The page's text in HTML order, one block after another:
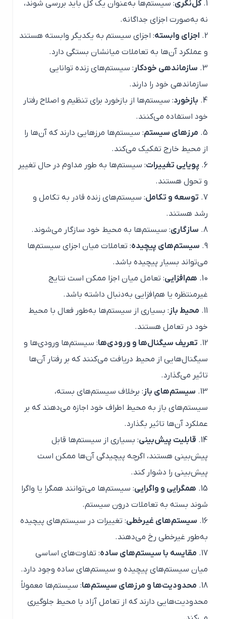
کل‌نگری: سیستم‌ها به‌عنوان یک کل باید بررسی شوند،
نه به‌صورت اجزای جداگانه.
اجزای وابسته: اجزای سیستم به یکدیگر وابسته هستند
و عملکرد آن‌ها به تعاملات میانشان بستگی دارد.
سازماندهی خودکار: سیستم‌های زنده توانایی
سازماندهی خود را دارند.
بازخورد: سیستم‌ها از بازخورد برای تنظیم و اصلاح رفتار
خود استفاده می‌کنند.
مرزهای سیستم: سیستم‌ها مرزهایی دارند که آن‌ها را
از محیط خارج تفکیک می‌کند.
پویایی تغییرات: سیستم‌ها به طور مداوم در حال تغییر
و تحول هستند.
توسعه و تکامل: سیستم‌های زنده قادر به تکامل و
رشد هستند.
سازگاری: سیستم‌ها به محیط خود سازگار می‌شوند.
سیستم‌های پیچیده: تعاملات میان اجزای سیستم‌ها
می‌تواند بسیار پیچیده باشد.
هم‌افزایی: تعامل میان اجزا ممکن است نتایج
غیرمنتظره یا هم‌افزایی به‌دنبال داشته باشد.
محیط باز: بسیاری از سیستم‌ها به‌طور فعال با محیط
خود در تعامل هستند.
تعریف سیگنال‌ها و ورودی‌ها: سیستم‌ها ورودی‌ها و
سیگنال‌هایی از محیط دریافت می‌کنند که بر رفتار آن‌ها
تاثیر می‌گذارد.
سیستم‌های باز: برخلاف سیستم‌های بسته،
سیستم‌های باز به محیط اطراف خود اجازه می‌دهند که بر
عملکرد آن‌ها تاثیر بگذارد.
قابلیت پیش‌بینی: بسیاری از سیستم‌ها قابل
پیش‌بینی هستند، اگرچه پیچیدگی آن‌ها ممکن است
پیش‌بینی را دشوار کند.
همگرایی و واگرایی: سیستم‌ها می‌توانند همگرا یا واگرا
شوند بسته به تعاملات درون سیستم.
سیستم‌های غیرخطی: تغییرات در سیستم‌های پیچیده
به‌طور غیرخطی رخ می‌دهند.
مقایسه با سیستم‌های ساده: تفاوت‌های اساسی
میان سیستم‌های پیچیده و سیستم‌های ساده وجود دارد.
محدودیت‌ها و مرزهای سیستم‌ها: سیستم‌ها معمولاً
محدودیت‌هایی دارند که از تعامل آزاد با محیط جلوگیری